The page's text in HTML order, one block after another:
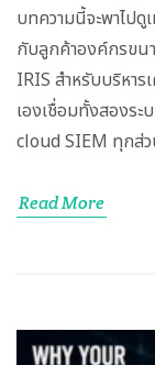
บทความนี้จะพาไป
กับลูกค้าองค์กรขน
IRIS สำหรับบริหา
เองเชื่อมทั้งสองระ
cloud SIEM ทุกส่
Read More